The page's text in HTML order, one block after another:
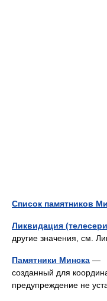
Список памятников
Ликвидация
другие значения, см.
Памятники Минска —
созданный для
предупреждение не